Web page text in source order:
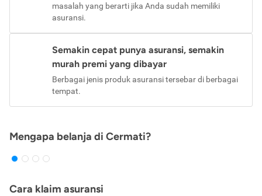
masalah yang berarti jika Anda sudah memiliki
asuransi.
Semakin cepat punya asuransi, semakin
murah premi yang dibayar
Berbagai jenis produk asuransi tersebar di berbagai
tempat.
Mengapa belanja di Cermati?
Cara klaim asuransi